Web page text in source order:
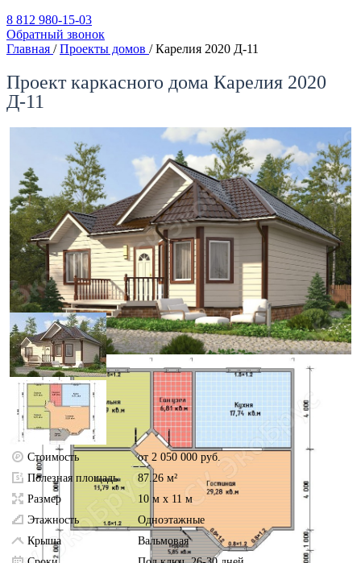
8 812 980-15-03
Обратный звонок
Главная / Проекты домов / Карелия 2020 Д-11
Проект каркасного дома Карелия 2020
Д-11
Стоимость
от 2 050 000 руб.
Полезная площадь
87.26 м²
Размер
10 м х 11 м
Этажность
Одноэтажные
Крыша
Вальмовая